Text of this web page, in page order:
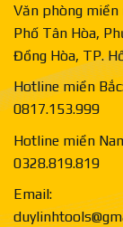
Văn phòng miền
Phố Tân Hòa,
Đồng Hòa, TP.
Hotline miền
0817.153.999
Hotline miền
0328.819.819
Email: